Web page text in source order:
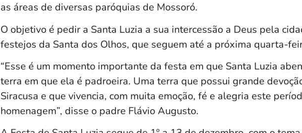
as áreas de diversas paróquias de Mossoró.
O objetivo é pedir a Santa Luzia a sua intercessão a Deus pela
festejos da Santa dos Olhos, que seguem até a próxima quarta-
“Esse é um momento importante da festa em que Santa Luzia
terra em que ela é padroeira. Uma terra que possui grande
Siracusa e que vivencia, com muita emoção, fé e alegria este
homenagem”, disse o padre Flávio Augusto.